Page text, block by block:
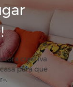
creativa
para que